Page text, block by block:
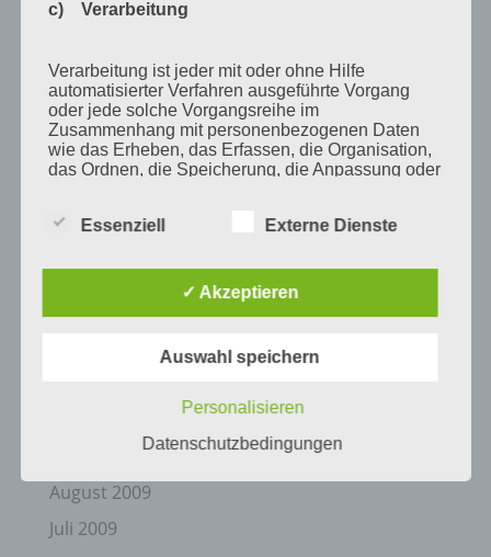
Oktober 2010
September 2010
August 2010
Juli 2010
Juni 2010
April 2010
März 2010
Februar 2010
September 2009
August 2009
Juli 2009
c) Verarbeitung
Verarbeitung ist jeder mit oder ohne Hilfe
automatisierter Verfahren ausgeführte Vorgang
oder jede solche Vorgangsreihe im
Zusammenhang mit personenbezogenen Daten
wie das Erheben, das Erfassen, die Organisation,
das Ordnen, die Speicherung, die Anpassung oder
Verbreitung oder eine andere Form der
die Einschränkung, das Löschen oder die
d) Einschränkung der Verarbeitung
Einschränkung der Verarbeitung ist die Markierung
gespeicherter personenbezogener Daten mit dem
Ziel, ihre künftige Verarbeitung einzuschränken.
e) Profiling
Essenziell Externe Dienste
✓ Akzeptieren
Auswahl speichern
Personalisieren
Datenschutzbedingungen